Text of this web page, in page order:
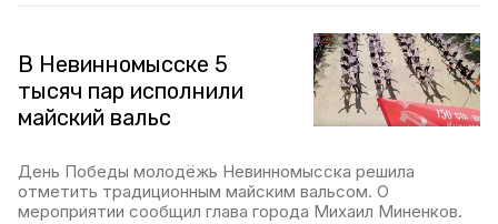
В Невинномысске 5
тысяч пар исполнили
майский вальс
День Победы молодёжь Невинномысска решила
отметить традиционным майским вальсом. О
мероприятии сообщил глава города Михаил Миненков.